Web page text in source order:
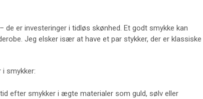
de er investeringer i tidløs skønhed. Et godt smykke kan
Jeg elsker især at have et par stykker, der er klassiske
i smykker:
efter smykker i ægte materialer som guld, sølv eller